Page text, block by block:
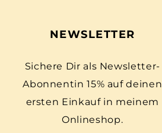
NEWSLETTER
Sichere Dir als Newsletter-
Abonnentin 15% auf deinen
ersten Einkauf in meinem
Onlineshop.